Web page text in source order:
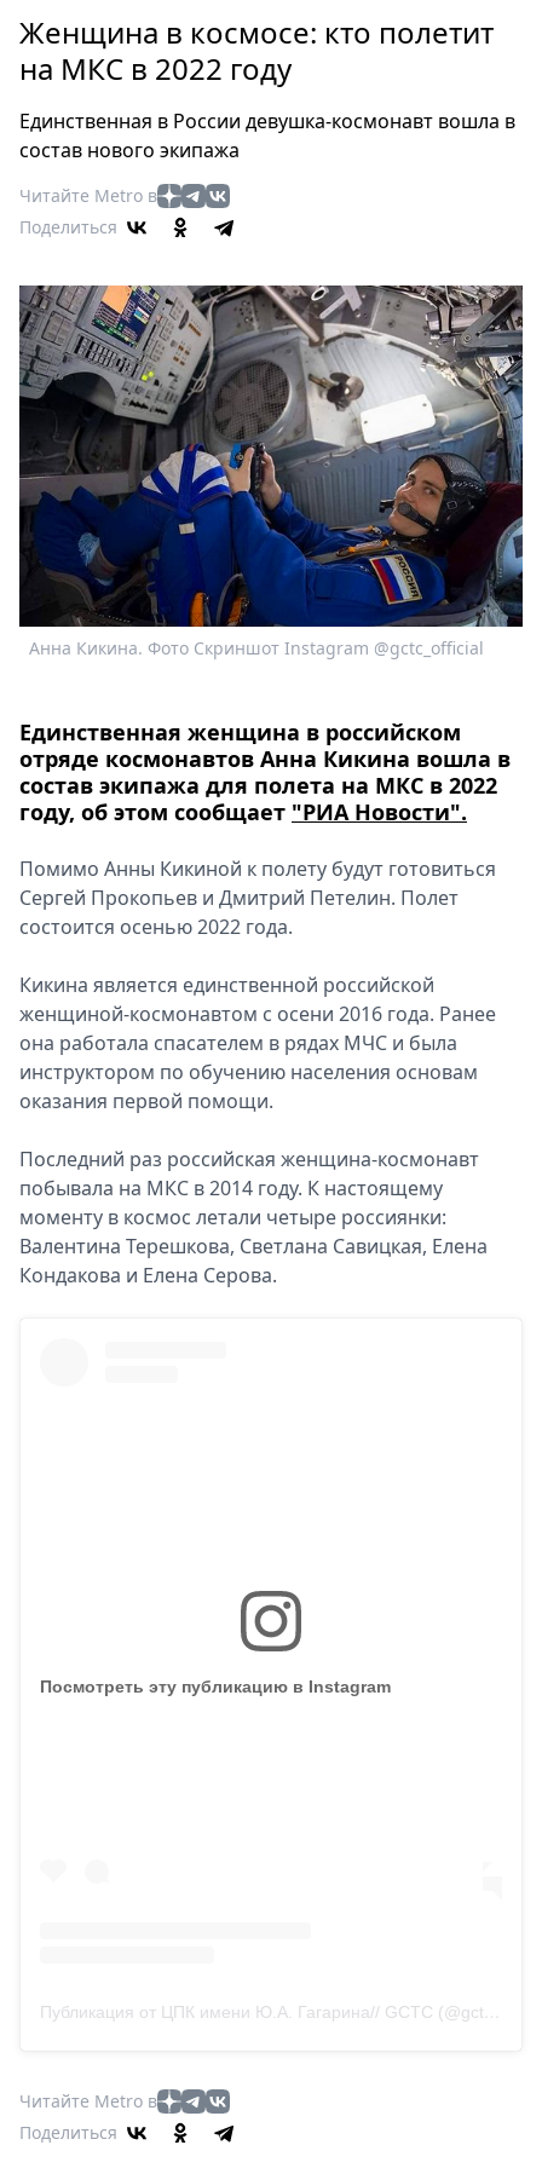
Россия
Мир
Еда
Мода
Театр
Афиша
Книги
Выставки
Пресс-
релизы
О
Metro
Стримы
Спецпроекты
Звезды
Выборы
2026
Женщина в космосе: кто полетит
на МКС в 2022 году
Единственная в России девушка-космонавт вошла в
состав нового экипажа
Читайте Metro в
Поделиться
Анна Кикина. Фото Скриншот Instagram @gctc_official
Единственная женщина в российском
отряде космонавтов Анна Кикина вошла в
состав экипажа для полета на МКС в 2022
году, об этом сообщает "РИА Новости".
Помимо Анны Кикиной к полету будут готовиться
Сергей Прокопьев и Дмитрий Петелин. Полет
состоится осенью 2022 года.
Кикина является единственной российской
женщиной-космонавтом с осени 2016 года. Ранее
она работала спасателем в рядах МЧС и была
инструктором по обучению населения основам
оказания первой помощи.
Последний раз российская женщина-космонавт
побывала на МКС в 2014 году. К настоящему
моменту в космос летали четыре россиянки:
Валентина Терешкова, Светлана Савицкая, Елена
Кондакова и Елена Серова.
Посмотреть эту публикацию в Instagram
Читайте Metro в
Поделиться